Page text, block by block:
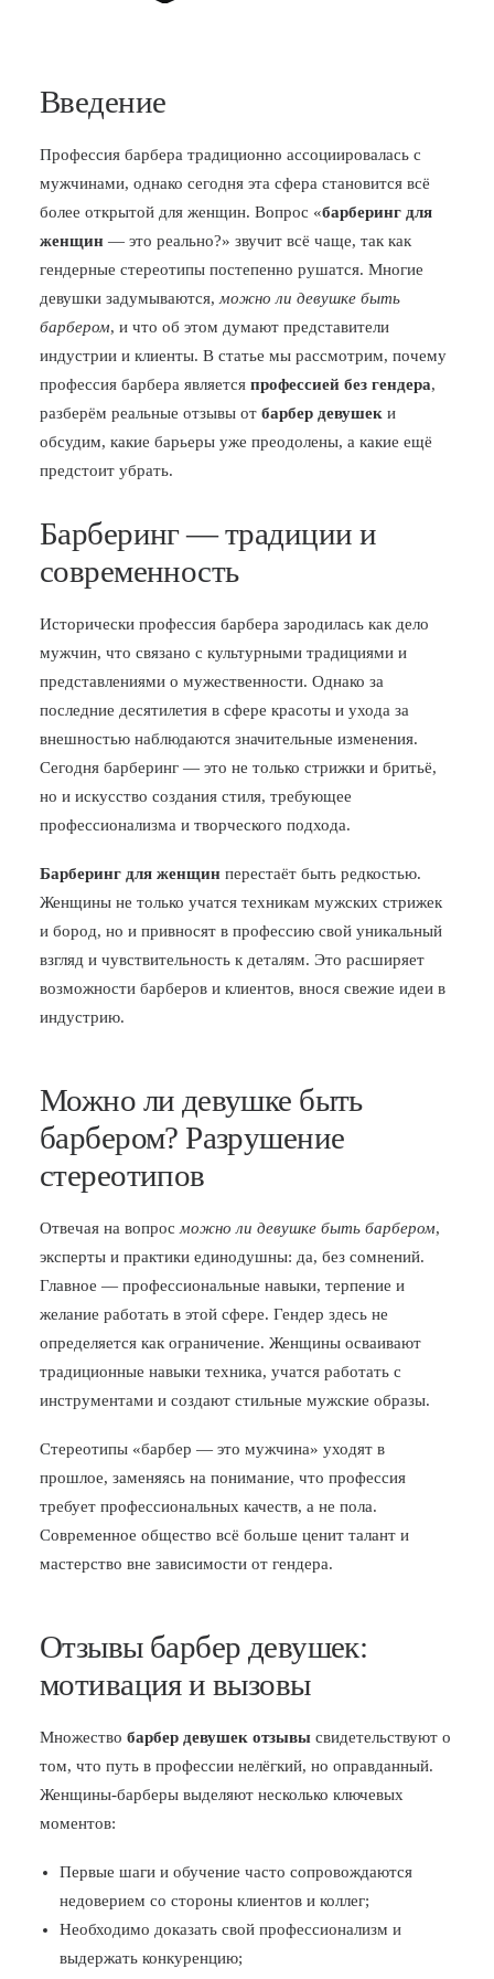
Введение
Профессия барбера традиционно ассоциировалась с
мужчинами, однако сегодня эта сфера становится всё
более открытой для женщин. Вопрос «барберинг для
женщин — это реально?» звучит всё чаще, так как
гендерные стереотипы постепенно рушатся. Многие
девушки задумываются, можно ли девушке быть
барбером, и что об этом думают представители
индустрии и клиенты. В статье мы рассмотрим, почему
профессия барбера является профессией без гендера,
разберём реальные отзывы от барбер девушек и
обсудим, какие барьеры уже преодолены, а какие ещё
предстоит убрать.
Барберинг — традиции и
современность
Исторически профессия барбера зародилась как дело
мужчин, что связано с культурными традициями и
представлениями о мужественности. Однако за
последние десятилетия в сфере красоты и ухода за
внешностью наблюдаются значительные изменения.
Сегодня барберинг — это не только стрижки и бритьё,
но и искусство создания стиля, требующее
профессионализма и творческого подхода.
Барберинг для женщин перестаёт быть редкостью.
Женщины не только учатся техникам мужских стрижек
и бород, но и привносят в профессию свой уникальный
взгляд и чувствительность к деталям. Это расширяет
возможности барберов и клиентов, внося свежие идеи в
индустрию.
Можно ли девушке быть
барбером? Разрушение
стереотипов
Отвечая на вопрос можно ли девушке быть барбером,
эксперты и практики единодушны: да, без сомнений.
Главное — профессиональные навыки, терпение и
желание работать в этой сфере. Гендер здесь не
определяется как ограничение. Женщины осваивают
традиционные навыки техника, учатся работать с
инструментами и создают стильные мужские образы.
Стереотипы «барбер — это мужчина» уходят в
прошлое, заменяясь на понимание, что профессия
требует профессиональных качеств, а не пола.
Современное общество всё больше ценит талант и
мастерство вне зависимости от гендера.
Отзывы барбер девушек:
мотивация и вызовы
Множество барбер девушек отзывы свидетельствуют о
том, что путь в профессии нелёгкий, но оправданный.
Женщины-барберы выделяют несколько ключевых
моментов:
Первые шаги и обучение часто сопровождаются
недоверием со стороны клиентов и коллег;
Необходимо доказать свой профессионализм и
выдержать конкуренцию;